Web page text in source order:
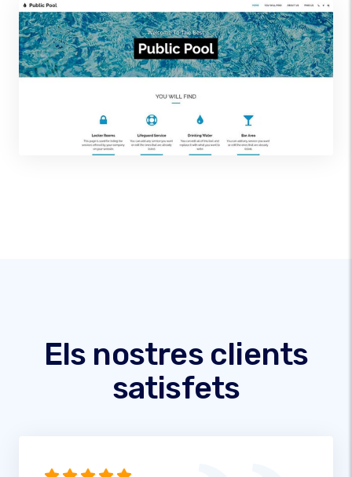
Els nostres clients
satisfets